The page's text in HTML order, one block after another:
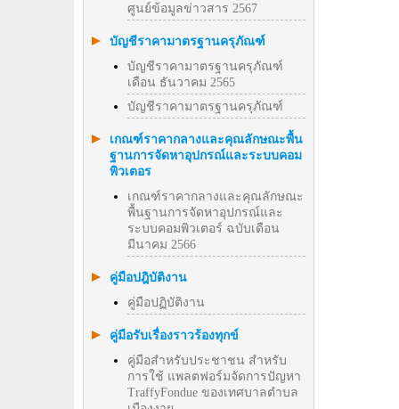
ศูนย์ข้อมูลข่าวสาร 2567
บัญชีราคามาตรฐานครุภัณฑ์
บัญชีราคามาตรฐานครุภัณฑ์
เดือน ธันวาคม 2565
บัญชีราคามาตรฐานครุภัณฑ์
เกณฑ์ราคากลางและคุณลักษณะพื้น
ฐานการจัดหาอุปกรณ์และระบบคอม
พิวเตอร
เกณฑ์ราคากลางและคุณลักษณะ
พื้นฐานการจัดหาอุปกรณ์และ
ระบบคอมพิวเตอร์ ฉบับเดือน
มีนาคม 2566
คู่มือปฎิบัติงาน
คู่มือปฏิบัติงาน
คู่มือรับเรื่องราวร้องทุกข์
คู่มือสำหรับประชาชน สำหรับ
การใช้ แพลตฟอร์มจัดการปัญหา
TraffyFondue ของเทศบาลตำบล